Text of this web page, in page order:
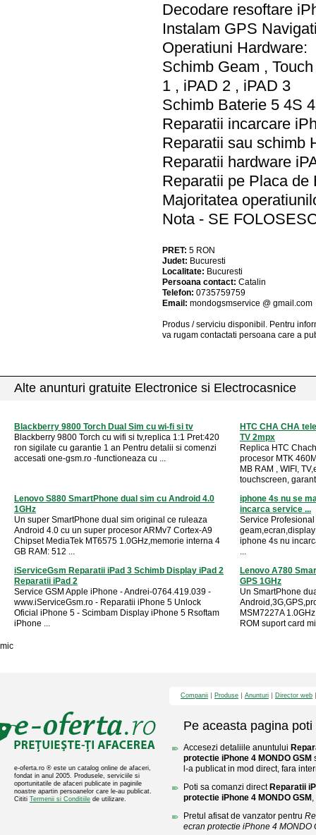
Decodare resoftare
Instalam GPS
Operatiuni Hardware:
Schimb Geam ,
1 , iPAD 2 , iPAD 3
Schimb Baterie 5 4S
Reparatii incarcare
Reparatii sau schimb
Reparatii hardware
Reparatii pe Placa de
Majoritatea
Nota - SE
PRET: 5 RON
Judet: Bucuresti
Localitate: Bucuresti
Persoana contact: Catalin
Telefon: 0735759759
Email: mondogsmservice @ gmail.com
Produs / serviciu disponibil . Pentru
va rugam contactati persoana care a
Alte anunturi gratuite Electronice si Electrocasnice
Blackberry 9800 Torch Dual Sim cu wi-fi si tv
Blackberry 9800 Torch cu wifi si tv,replica 1:1 Pret:420
ron sigilate cu garantie 1 an Pentru detalii si comenzi
accesati one-gsm.ro -functioneaza cu ...
HTC CHA CHA
TV 2mpx
Replica HTC
procesor MTK
MB RAM , WIFI,
touchscreen,
Lenovo S880 SmartPhone dual sim cu Android 4.0
1GHz
Un super SmartPhone dual sim original ce ruleaza
Android 4.0 cu un super procesor ARMv7 Cortex-A9
Chipset MediaTek MT6575 1.0GHz,memorie interna 4
GB RAM: 512 ...
iphone 4s nu se
incarca service ...
Service
iphone 4s nu
...
iServiceGsm Reparatii iPad 3 Schimb Display iPad 2
Reparatii iPad 2
Service GSM Apple iPhone - Andrei-0764.419.039 -
www.iServiceGsm.ro - Reparatii iPhone 5 Unlock
Oficial iPhone 5 - Scimbam Display iPhone 5 Rsoftam
iPhone ...
Lenovo A780
GPS 1GHz
Un SmartPhone
MSM7227A
ROM suport card
mic
e-oferta.ro ® este un catalog online de afaceri,
fondat in anul 2005. Produsele, serviciile si
oportunitatile de afaceri publicate in paginile
noastre apartin persoanelor care le-au publicat.
Cititi Termenii si Conditiile de utilizare.
Companii Produse Anunturi Director web
Pe aceasta pagina poti
Accesezi detaliile anuntului
protectie iPhone 4 MONDO GSM
l-a publicat in mod direct, fara
Poti sa comanzi direct Reparatii
protectie iPhone 4 MONDO GSM
Pretul afisat de vanzator pentru
ecran protectie iPhone 4 MONDO